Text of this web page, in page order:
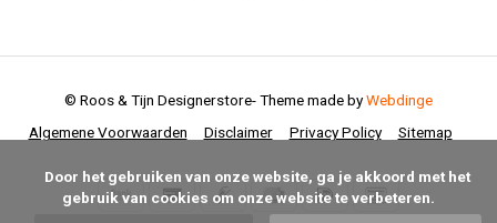
Algemene Voorwaarden Disclaimer Privacy Policy Sitemap
© Roos & Tijn Designerstore- Theme made byWebdinge
gebruik van cookies om onze website te verbeteren.